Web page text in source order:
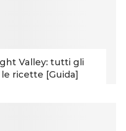
Valley: tutti gli
ricette [Guida]